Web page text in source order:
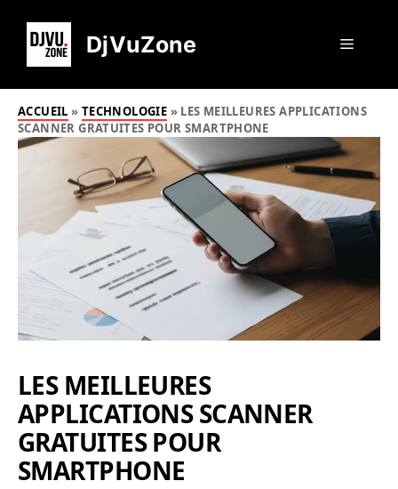
contenu
DjVuZone Menu
ACCUEIL » TECHNOLOGIE » LES MEILLEURES APPLICATIONS
SCANNER GRATUITES POUR SMARTPHONE
LES MEILLEURES
APPLICATIONS SCANNER
GRATUITES POUR
SMARTPHONE